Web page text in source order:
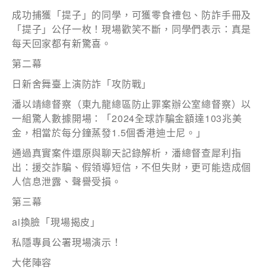
身份
電郵*
國家/地區
成功捕獲「提子」的同學，可獲零食禮包、防詐手冊及
「提子」公仔一枚！現場歡笑不斷，同學們表示：真是
每天回家都有新驚喜。
第二幕
日新舍舞臺上演防詐「攻防戰」
潘以靖總督察（東九龍總區防止罪案辦公室總督察）以
一組驚人數據開場：「2024全球詐騙金額達103兆美
金，相當於每分鐘蒸發1.5個香港迪士尼。」
通過真實案件還原與聊天記錄解析，潘總督查犀利指
出：援交詐騙、假領導短信，不但失財，更可能造成個
人信息泄露、聲譽受損。
第三幕
ai換臉「現場揭皮」
私隱專員公署現場演示！
大佬陣容